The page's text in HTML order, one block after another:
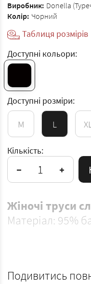
Виробник: Donella
Колір: Чорний
Таблиця розмірів
Доступні кольори:
Доступні розміри:
M L XL
Кількість:
Жіночі труси
Матеріал: 95%
Подивитись